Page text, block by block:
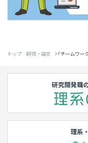
トップ 研究・論文 「チームワー
研究開発職
理系